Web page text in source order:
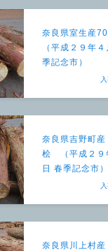
奈良県室生産
（平成２９年
季記念市）
奈良県吉野町
桧 （平成２９
日 春季記念市）
奈良県川上村